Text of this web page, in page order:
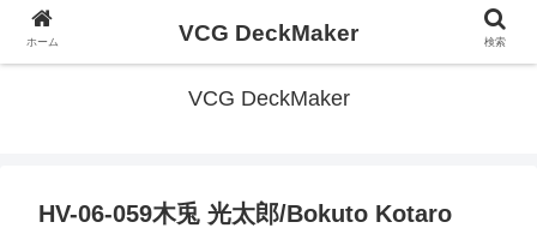
VCG DeckMaker
HV-06-059木兎 光太郎/Bokuto Kotaro
ホーム VCG DeckMaker 検索